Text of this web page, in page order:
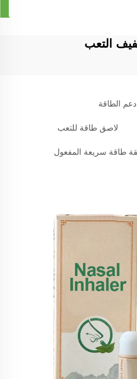
التعب
الطاقة
لاصق طاقة للتعب
طاقة سريعة المفعول